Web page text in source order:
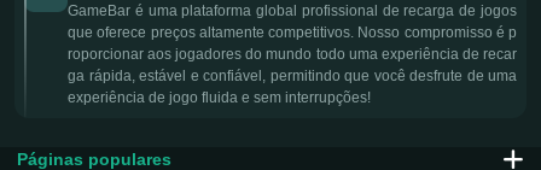
GameBar é uma plataforma global profissional de recarga de jogos
que oferece preços altamente competitivos. Nosso compromisso é p
roporcionar aos jogadores do mundo todo uma experiência de recar
ga rápida, estável e confiável, permitindo que você desfrute de uma
experiência de jogo fluida e sem interrupções!
Páginas populares